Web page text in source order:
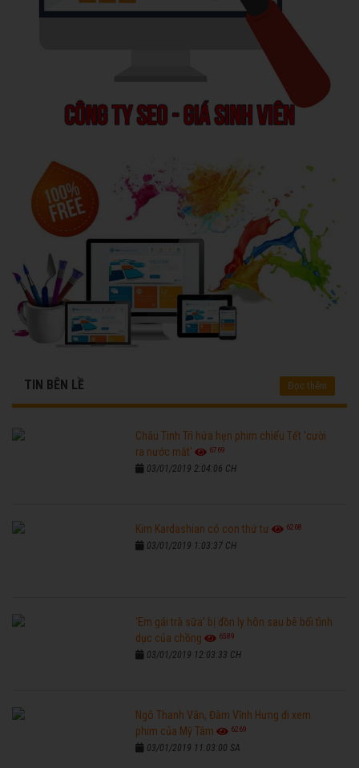
TIN BÊN LỀ Đọc thêm
Châu Tinh Trì hứa hẹn phim chiếu Tết 'cười
ra nước mắt'
6769
03/01/2019 2:04:06 CH
Kim Kardashian có con thứ tư 6268
03/01/2019 1:03:37 CH
'Em gái trà sữa' bị đồn ly hôn sau bê bối tình
dục của chồng
6589
03/01/2019 12:03:33 CH
Ngô Thanh Vân, Đàm Vĩnh Hưng đi xem
phim của Mỹ Tâm
6269
03/01/2019 11:03:00 SA